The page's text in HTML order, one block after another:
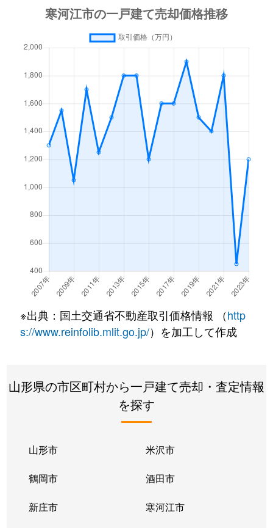
※出典：国土交通省不動産取引価格情報 （http
s://www.reinfolib.mlit.go.jp/）を加工して作成
山形県の市区町村から一戸建て売却・査定情報
を探す
山形市 米沢市
鶴岡市 酒田市
新庄市 寒河江市